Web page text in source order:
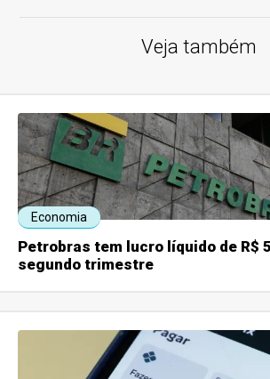
Veja também
Economia
Petrobras tem lucro líquido de R$
segundo trimestre